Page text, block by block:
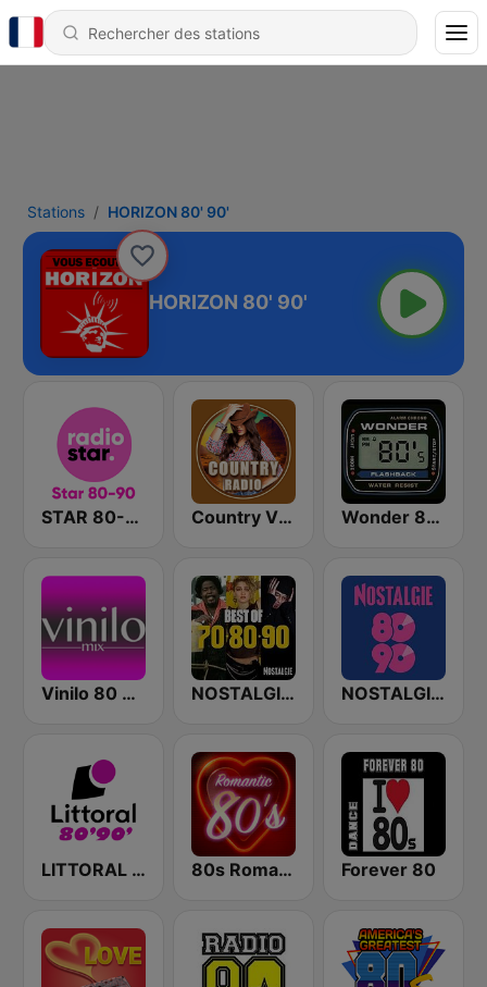
Stations HORIZON 80' 90'
HORIZON 80' 90'
STAR 80-90 Country Vibes Wonder 80's
Vinilo 80 & 90 NOSTALGIE BEST OF 70 80 90 NOSTALGIE 80 90
LITTORAL 80' 90' 80s Romantics Radio Forever 80